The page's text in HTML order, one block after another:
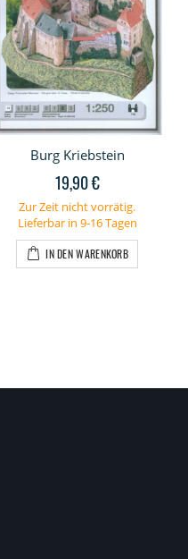
Burg Kriebstein
19,90 €
Zur Zeit nicht vorrätig.
Lieferbar in 9-16 Tagen
IN DEN WARENKORB